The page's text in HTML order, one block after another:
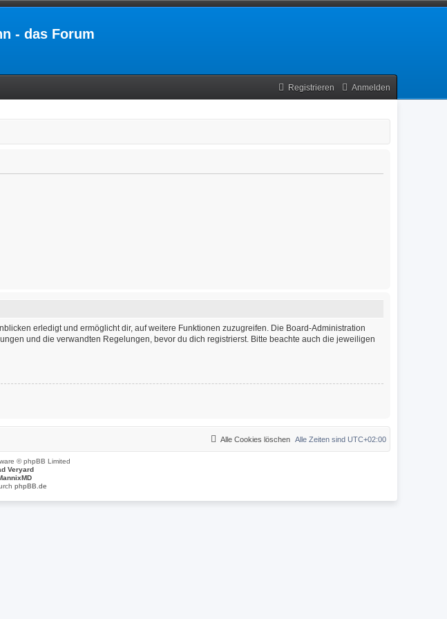
- das Forum
Anmelden
Registrieren
erledigt und ermöglicht dir, auf weitere Funktionen zuzugreifen. Die Board-Administration
und die verwandten Regelungen, bevor du dich registrierst. Bitte beachte auch die jeweiligen
Alle Zeiten sind UTC+02:00
Alle Cookies löschen
© phpBB Limited
Veryard
phpBB.de